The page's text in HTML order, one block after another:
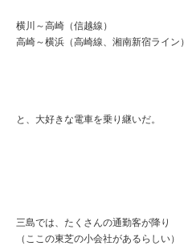
横川～高崎（信越線）
高崎～横浜（高崎線、湘南新宿ライン）
と、大好きな電車を乗り継いだ。
三島では、たくさんの通勤客が降り
（ここの東芝の小会社があるらしい）